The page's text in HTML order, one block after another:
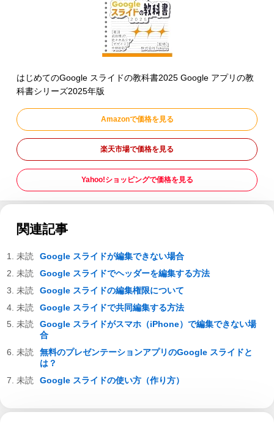
はじめてのGoogle スライドの教科書2025 Google アプリの教
科書シリーズ2025年版
Amazonで価格を見る
楽天市場で価格を見る
Yahoo!ショッピングで価格を見る
関連記事
Google スライドが編集できない場合
Google スライドでヘッダーを編集する方法
Google スライドの編集権限について
Google スライドで共同編集する方法
Google スライドがスマホ（iPhone）で編集できない場
合
無料のプレゼンテーションアプリのGoogle スライドと
は？
Google スライドの使い方（作り方）